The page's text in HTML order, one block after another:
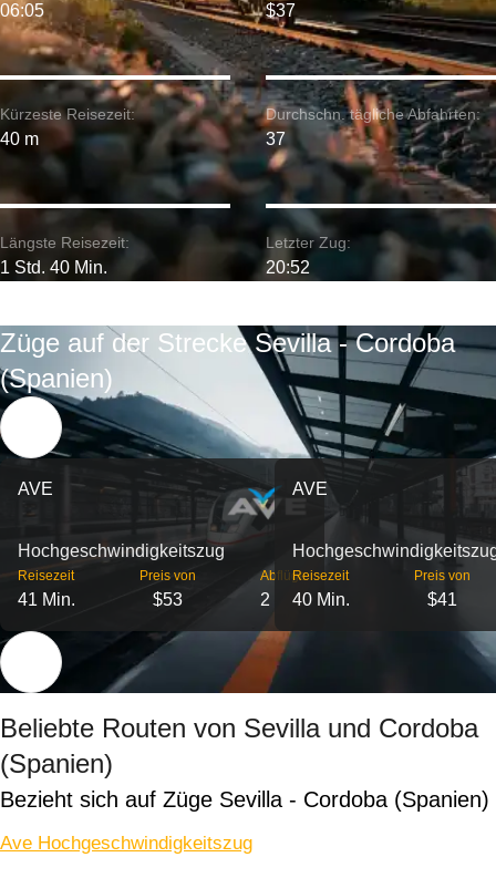
Kürzeste Reisezeit:
40 m
06:05
Längste Reisezeit:
1 Std. 40 Min.
$37
Durchschn. tägliche Abfahrten:
37
Letzter Zug:
20:52
Züge auf der Strecke Sevilla - Cordoba
(Spanien)
AVE
Hochgeschwindigkeitszug
Reisezeit
41 Min.
Preis von
$53
Abflüge
2
AVE
Reisezeit
40 Min.
Preis von
$41
Beliebte Routen von Sevilla und Cordoba
(Spanien)
Bezieht sich auf Züge Sevilla - Cordoba (Spanien)
Ave Hochgeschwindigkeitszug